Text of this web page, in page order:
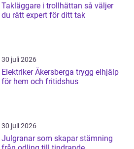
Takläggare i trollhättan så väljer
du rätt expert för ditt tak
30 juli 2026
Elektriker Åkersberga trygg elhjälp
för hem och fritidshus
30 juli 2026
Julgranar som skapar stämning